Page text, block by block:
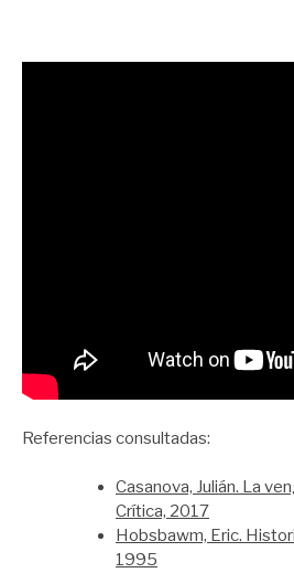
Referencias consultadas:
Casanova, Julián. La
Crítica, 2017
Hobsbawm, Eric.
1995